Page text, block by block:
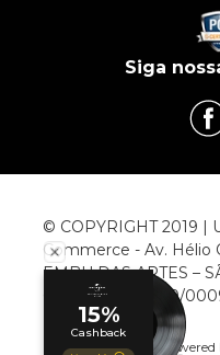
Siga
© COPYRIGHT 2019 |
Commerce - Av. Hélio
EMBU DAS ARTES –
CNPJ: 00.952.789/
Powered